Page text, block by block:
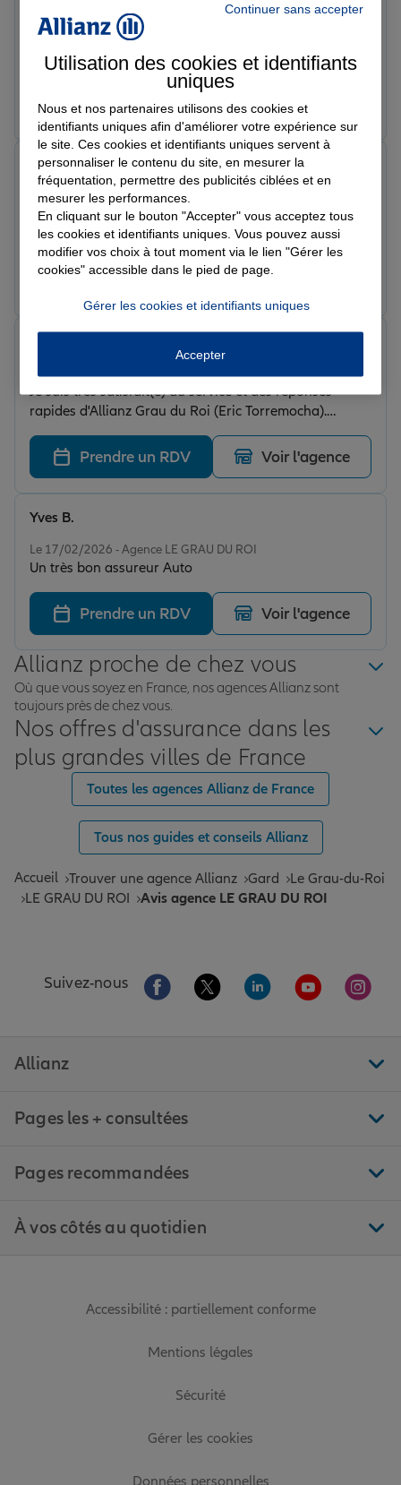
Le 02/06/2026 - Agence LE GRAU DU ROI
Personnel très agréable, très bonne réactivité, je
recommande fortement
Prendre un RDV Voir l'agence
Note de 4 sur 5
Le 15/04/2026 - Agence LE GRAU DU ROI
Très grand professionnalisme, accueil agréable, a
l'écoute de votre problème, en asseyant de le résoudre,
ce qui est rare a notre époque....Je pense que le patron
doit en tenir compte .
colette C.
Prendre un RDV Voir l'agence
Le 10/03/2026 - Agence LE GRAU DU ROI
Je suis très satisfait(e) du service et des réponses
rapides d'Allianz Grau du Roi (Eric Torremocha).
N’hésitez pas à vous faire assurer via ses services.
Prendre un RDV Voir l'agence
Le 17/02/2026 - Agence LE GRAU DU ROI
Un très bon assureur Auto
Yves B.
Prendre un RDV Voir l'agence
Allianz proche de chez vous
Où que vous soyez en France, nos agences Allianz sont
toujours près de chez vous.
Nos offres d'assurance dans les
plus grandes villes de France
Toutes les agences Allianz de France
Tous nos guides et conseils Allianz
Accueil Trouver une agence Allianz Gard
Le Grau-du-Roi
LE GRAU DU ROI
Avis agence LE GRAU DU ROI
Suivez-nous Aller sur la page Facebook de Allianz
Aller sur la page Twitter de
Aller sur la page
Aller sur la
Aller
Allianz
Pages les + consultées
Pages recommandées
À vos côtés au quotidien
Accessibilité : partiellement conforme
Mentions légales
Sécurité
Gérer les cookies
Continuer sans accepter
Utilisation des cookies et identifiants
uniques
Nous et nos partenaires utilisons des cookies et
identifiants uniques afin d'améliorer votre expérience sur
le site. Ces cookies et identifiants uniques servent à
personnaliser le contenu du site, en mesurer la
fréquentation, permettre des publicités ciblées et en
mesurer les performances.
En cliquant sur le bouton "Accepter" vous acceptez tous
les cookies et identifiants uniques. Vous pouvez aussi
modifier vos choix à tout moment via le lien "Gérer les
cookies" accessible dans le pied de page.
Gérer les cookies et identifiants uniques
Accepter